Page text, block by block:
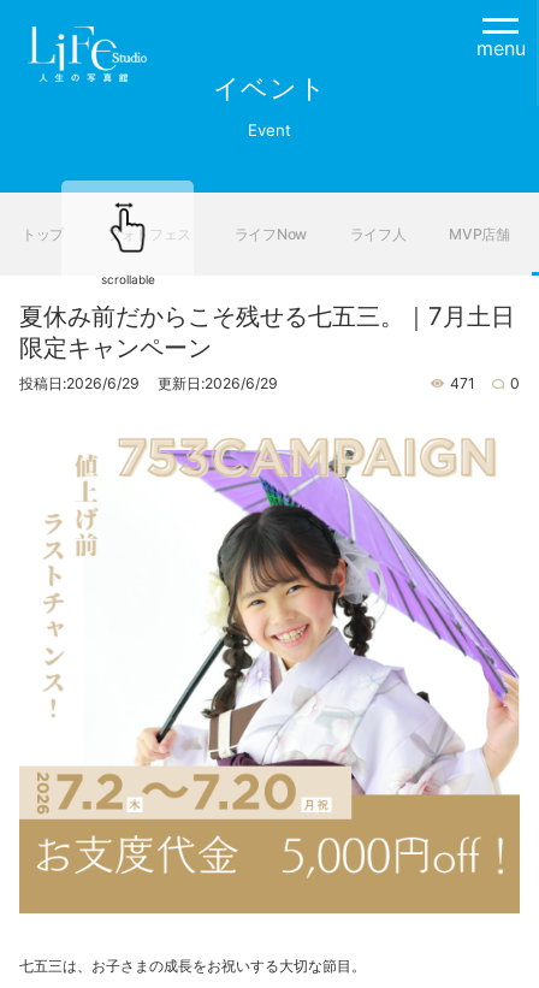
menu
イベント
Event
トップ フォトフェス ライフNow ライフ人 MVP店舗
夏休み前だからこそ残せる七五三。｜7月土日
限定キャンペーン
投稿日:2026/6/29 更新日:2026/6/29 471 0
七五三は、お子さまの成長をお祝いする大切な節目。